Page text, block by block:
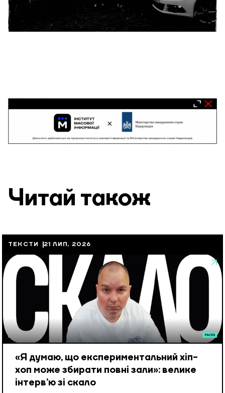
Читай також
ТЕКСТИ 21 ЛИП, 2026
«Я думаю, що експериментальний хіп-
хоп може збирати повні зали»: велике
інтерв’ю зі скало